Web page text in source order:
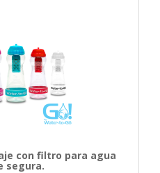
con filtro para agua
segura.